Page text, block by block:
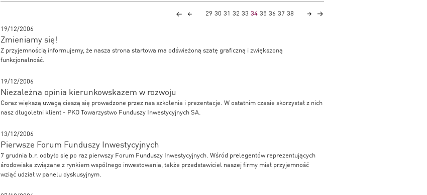
29 30 31 32 33 34 35 36 37 38
19/12/2006
Zmieniamy się!
Z przyjemnością informujemy, że nasza strona startowa ma odświeżoną szatę graficzną i zwiększoną
funkcjonalność.
19/12/2006
Niezależna opinia kierunkowskazem w rozwoju
Coraz większą uwagą cieszą się prowadzone przez nas szkolenia i prezentacje. W ostatnim czasie skorzystał z nich
nasz długoletni klient - PKO Towarzystwo Funduszy Inwestycyjnych SA.
13/12/2006
Pierwsze Forum Funduszy Inwestycyjnych
7 grudnia b.r. odbyło się po raz pierwszy Forum Funduszy Inwestycyjnych. Wśród prelegentów reprezentujących
środowiska związane z rynkiem wspólnego inwestowania, także przedstawiciel naszej firmy miał przyjemność
wziąć udział w panelu dyskusyjnym.